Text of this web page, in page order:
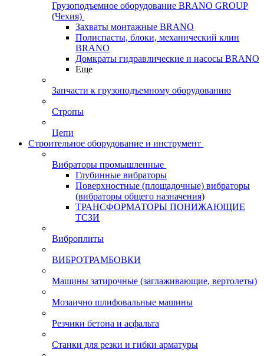
Грузоподъемное оборудование BRANO GROUP
(Чехия)
Захваты монтажные BRANO
Полиспасты, блоки, механический клин
BRANO
Домкраты гидравлические и насосы BRANO
Еще
Запчасти к грузоподъемному оборудованию
Стропы
Цепи
Строительное оборудование и инструмент
Вибраторы промышленные
Глубинные вибраторы
Поверхностные (площадочные) вибраторы
(вибраторы общего назначения)
ТРАНСФОРМАТОРЫ ПОНИЖАЮЩИЕ
ТСЗИ
Виброплиты
ВИБРОТРАМБОВКИ
Машины затирочные (заглаживающие, вертолеты)
Мозаично шлифовальные машины
Резчики бетона и асфальта
Станки для резки и гибки арматуры